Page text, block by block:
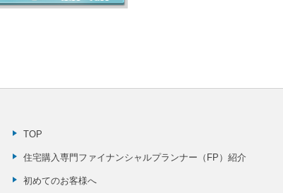
TOP
住宅購入専門ファイナンシャルプランナー（FP）紹介
初めてのお客様へ